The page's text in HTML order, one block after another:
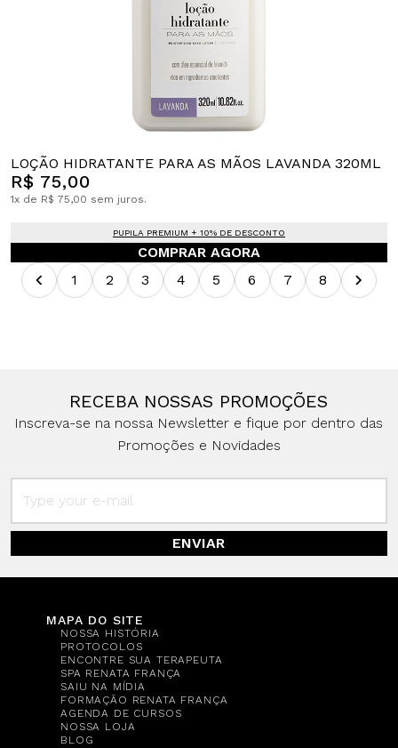
LOÇÃO HIDRATANTE PARA AS MÃOS LAVANDA 320ML
R$ 75,00
1x de R$ 75,00 sem juros.
PUPILA PREMIUM + 10% DE DESCONTO
COMPRAR AGORA
1
2 3 4 5 6 7 8
RECEBA NOSSAS PROMOÇÕES
Inscreva-se na nossa Newsletter e fique por dentro das
Promoções e Novidades
ENVIAR
MAPA DO SITE
NOSSA HISTÓRIA
PROTOCOLOS
ENCONTRE SUA TERAPEUTA
SPA RENATA FRANÇA
SAIU NA MÍDIA
FORMAÇÃO RENATA FRANÇA
AGENDA DE CURSOS
NOSSA LOJA
BLOG